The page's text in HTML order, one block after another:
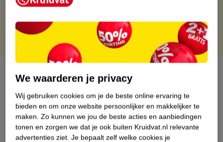
Gratis punten met je Kruidvat kaart
Over dit product
Productinformatie
Etiketinformatie
We waarderen je privacy
Wij gebruiken cookies om je de beste online ervaring te
bieden en om onze website persoonlijker en makkelijker te
maken. Zo kunnen we jou de beste acties en aanbiedingen
tonen en zorgen we dat je ook buiten Kruidvat.nl relevante
advertenties ziet. Je bepaalt zelf welke cookies je